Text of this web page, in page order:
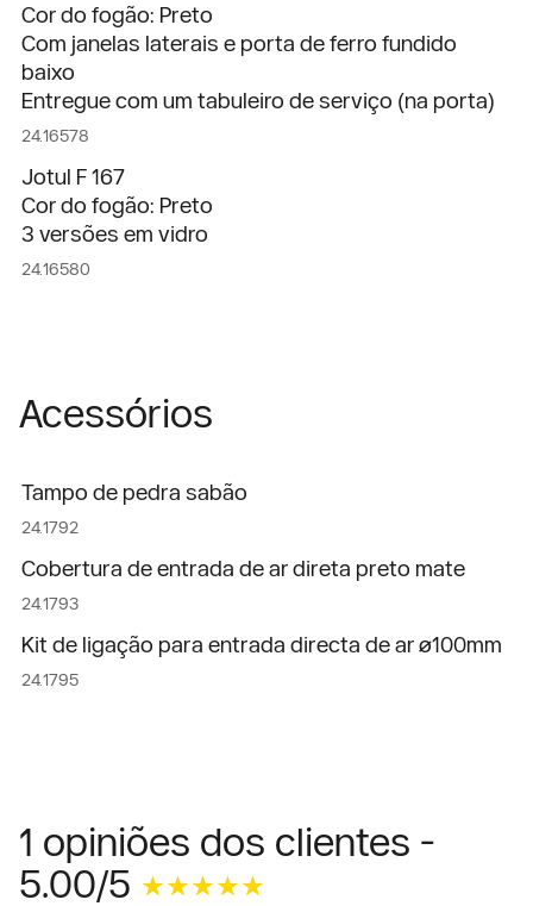
Cor do fogão: Preto
Com janelas laterais e porta de ferro fundido
baixo
Entregue com um tabuleiro de serviço (na porta)
24.16578
Jotul F 167
Cor do fogão: Preto
3 versões em vidro
24.16580
Acessórios
Tampo de pedra sabão
24.1792
Cobertura de entrada de ar direta preto mate
24.1793
Kit de ligação para entrada directa de ar ø100mm
24.1795
1 opiniões dos clientes -
5.00/5 ★★★★★
★★★★★